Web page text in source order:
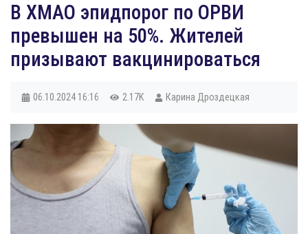
В ХМАО эпидпорог по ОРВИ
превышен на 50%. Жителей
призывают вакцинироваться
06.10.2024 16:16 2.17K Карина Дроздецкая